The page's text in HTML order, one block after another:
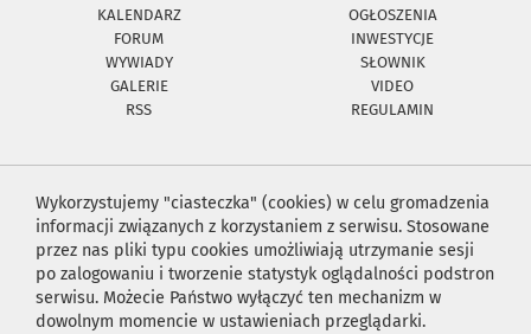
KALENDARZ
OGŁOSZENIA
FORUM
INWESTYCJE
WYWIADY
SŁOWNIK
GALERIE
VIDEO
RSS
REGULAMIN
Wykorzystujemy "ciasteczka" (cookies) w celu gromadzenia
informacji związanych z korzystaniem z serwisu. Stosowane
przez nas pliki typu cookies umożliwiają utrzymanie sesji
po zalogowaniu i tworzenie statystyk oglądalności podstron
serwisu. Możecie Państwo wyłączyć ten mechanizm w
dowolnym momencie w ustawieniach przeglądarki.